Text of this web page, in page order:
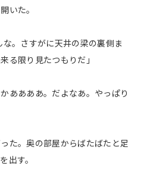
いた。
な。さすがに天井の梁の裏側ま
る限り見たつもりだ」
ああああ。だよなあ。やっぱり
た。奥の部屋からばたばたと足
出す。